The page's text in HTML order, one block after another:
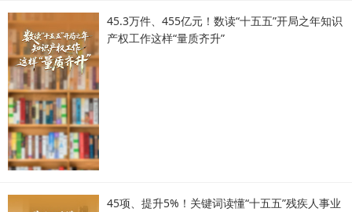
45.3万件、455亿元！数读“十五五”开局之年知识
产权工作这样“量质齐升”
45项、提升5%！关键词读懂“十五五”残疾人事业